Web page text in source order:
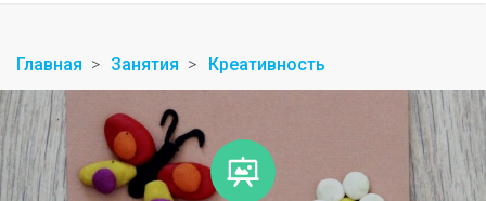
Главная Занятия Креативность